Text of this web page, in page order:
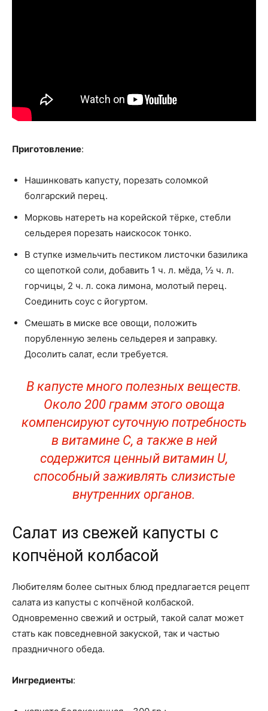
Приготовление:
Нашинковать капусту, порезать соломкой
болгарский перец.
Морковь натереть на корейской тёрке, стебли
сельдерея порезать наискосок тонко.
В ступке измельчить пестиком листочки базилика
со щепоткой соли, добавить 1 ч. л. мёда, ½ ч. л.
горчицы, 2 ч. л. сока лимона, молотый перец.
Соединить соус с йогуртом.
Смешать в миске все овощи, положить
порубленную зелень сельдерея и заправку.
Досолить салат, если требуется.
В капусте много полезных веществ.
Около 200 грамм этого овоща
компенсируют суточную потребность
в витамине C, а также в ней
содержится ценный витамин U,
способный заживлять слизистые
внутренних органов.
Салат из свежей капусты с
копчёной колбасой
Любителям более сытных блюд предлагается рецепт
салата из капусты с копчёной колбаской.
Одновременно свежий и острый, такой салат может
стать как повседневной закуской, так и частью
праздничного обеда.
Ингредиенты: